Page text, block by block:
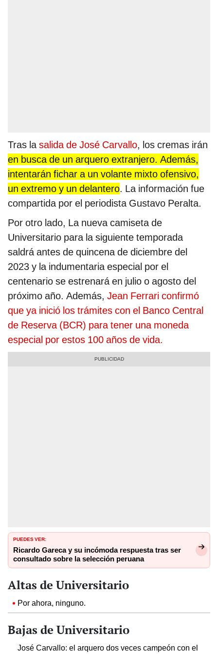
Tras lasalida de José Carvallo, los cremas irán
en busca de un arquero extranjero. Además,
intentarán fichar a un volante mixto ofensivo,
un extremo y un delantero. La información fue
compartida por el periodista Gustavo Peralta.
Por otro lado, La nueva camiseta de
Universitario para la siguiente temporada
saldrá antes de quincena de diciembre del
2023 y la indumentaria especial por el
centenario se estrenará en julio o agosto del
próximo año. Además, Jean Ferrari confirmó
que ya inició los trámites con el Banco Central
de Reserva (BCR) para tener una moneda
especial por estos 100 años de vida.
PUEDES VER:
Ricardo Gareca y su incómoda respuesta tras ser
consultado sobre la selección peruana
Altas de Universitario
Por ahora, ninguno.
Bajas de Universitario
José Carvallo: el arquero dos veces campeón con el